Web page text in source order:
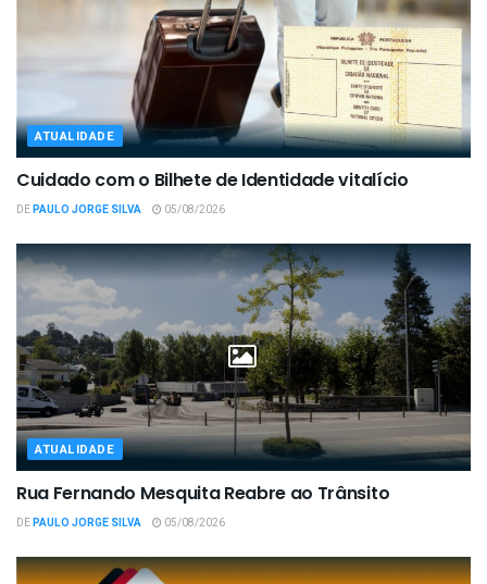
ATUALIDADE
Cuidado com o Bilhete de Identidade vitalício
DEPAULO JORGE SILVA 05/08/2026
ATUALIDADE
Rua Fernando Mesquita Reabre ao Trânsito
DEPAULO JORGE SILVA 05/08/2026